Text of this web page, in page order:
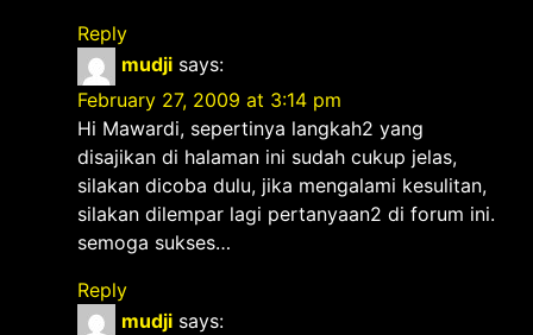
Reply
mudji says:
February 27, 2009 at 3:14 pm
Hi Mawardi, sepertinya langkah2 yang
disajikan di halaman ini sudah cukup jelas,
silakan dicoba dulu, jika mengalami kesulitan,
silakan dilempar lagi pertanyaan2 di forum ini.
semoga sukses…
Reply
mudji says: